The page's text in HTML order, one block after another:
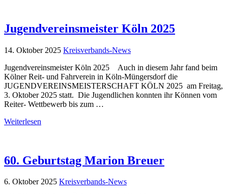
Jugendvereinsmeister Köln 2025
14. Oktober 2025 Kreisverbands-News
Jugendvereinsmeister Köln 2025 Auch in diesem Jahr fand beim
Kölner Reit- und Fahrverein in Köln-Müngersdorf die
JUGENDVEREINSMEISTERSCHAFT KÖLN 2025 am Freitag,
3. Oktober 2025 statt. Die Jugendlichen konnten ihr Können vom
Reiter- Wettbewerb bis zum …
Weiterlesen
60. Geburtstag Marion Breuer
6. Oktober 2025 Kreisverbands-News